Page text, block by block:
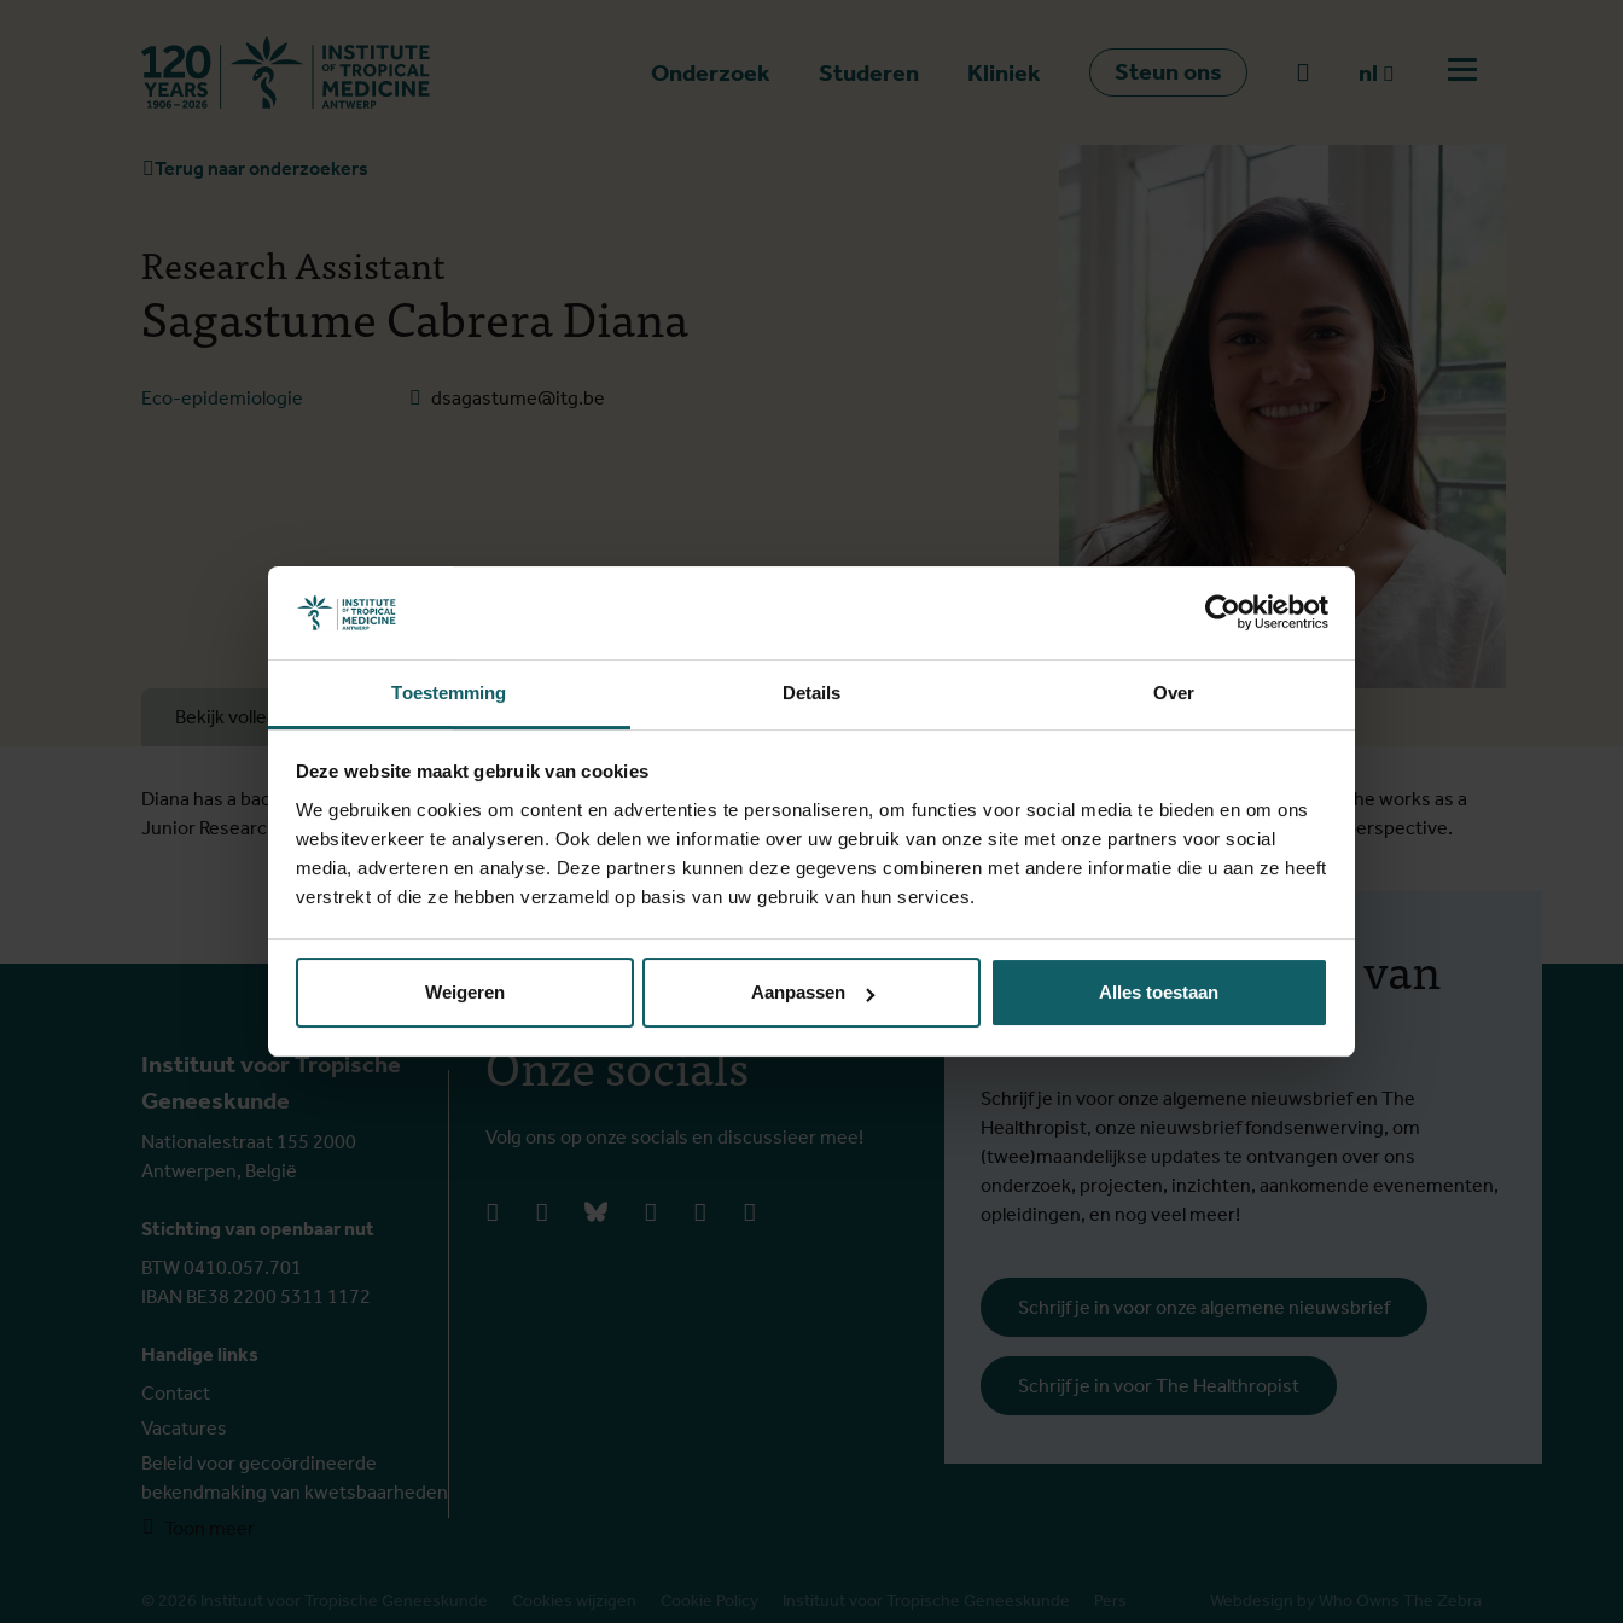
Toestemming Details Over
Deze website maakt gebruik van cookies
We gebruiken cookies om content en advertenties te personaliseren, om functies voor social media te bieden en om ons
websiteverkeer te analyseren. Ook delen we informatie over uw gebruik van onze site met onze partners voor social
media, adverteren en analyse. Deze partners kunnen deze gegevens combineren met andere informatie die u aan ze heeft
verstrekt of die ze hebben verzameld op basis van uw gebruik van hun services.
Weigeren Aanpassen Alles toestaan
Onderzoek Studeren Kliniek Steun ons Naar zoeken
nl
Open menu
Terug naar onderzoekers
Sagastume Cabrera Diana
Research Assistant
Eco-epidemiologie dsagastume@itg.be
Bekijk volledige lijst van publicaties
Diana has a background in clinical nutrition and nutrition research (MSc in Nutrition and Health from Wageningen University, The Netherlands). She works as a
Junior Researcher on projects regarding the impact of lifestyle and nutrition on the prevention and treatment of NCDs, considering the clinical perspective.
Instituut voor Tropische
Geneeskunde
Nationalestraat 155 2000
Antwerpen, België
Stichting van openbaar nut
BTW 0410.057.701
IBAN BE38 2200 5311 1172
Handige links
Contact
Vacatures
Beleid voor gecoördineerde
bekendmaking van kwetsbaarheden
Onze socials
Volg ons op onze socials en discussieer mee!
facebookinstagrambluesky linkedIn youtube
Blijf op de hoogte van
onze activiteiten
Schrijf je in voor onze algemene nieuwsbrief en The
Healthropist, onze nieuwsbrief fondsenwerving, om
(twee)maandelijkse updates te ontvangen over ons
onderzoek, projecten, inzichten, aankomende evenementen,
opleidingen, en nog veel meer!
Schrijf je in voor onze algemene nieuwsbrief
Schrijf je in voor The Healthropist
© 2026 Instituut voor Tropische Geneeskunde Cookies wijzigen Cookie Policy Instituut voor Tropische Geneeskunde Pers Webdesign by Who Owns The Zebra